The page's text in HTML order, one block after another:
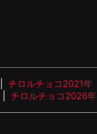
チロルチョコ2021年
チロルチョコ2026年